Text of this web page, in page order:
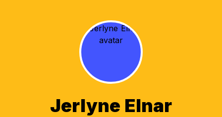
Jerlyne Elnar